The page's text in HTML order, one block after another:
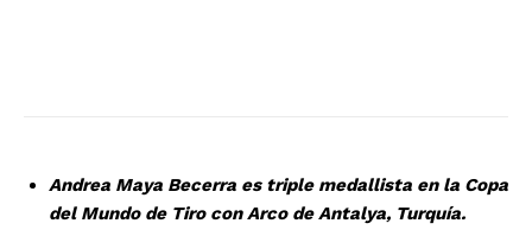
Andrea Maya Becerra es triple medallista en la Copa
del Mundo de Tiro con Arco de Antalya, Turquía.